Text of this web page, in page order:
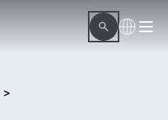
>